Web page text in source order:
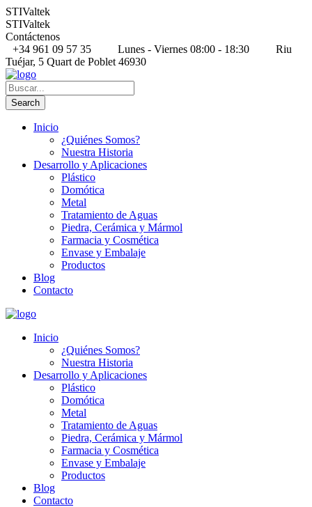
STIValtek
STIValtek
Contáctenos
+34 961 09 57 35
Lunes - Viernes 08:00 - 18:30
Riu
Tuéjar, 5 Quart de Poblet 46930
Inicio
¿Quiénes Somos?
Nuestra Historia
Desarrollo y Aplicaciones
Plástico
Domótica
Metal
Tratamiento de Aguas
Piedra, Cerámica y Mármol
Farmacia y Cosmética
Envase y Embalaje
Productos
Blog
Contacto
Inicio
¿Quiénes Somos?
Nuestra Historia
Desarrollo y Aplicaciones
Plástico
Domótica
Metal
Tratamiento de Aguas
Piedra, Cerámica y Mármol
Farmacia y Cosmética
Envase y Embalaje
Productos
Blog
Contacto